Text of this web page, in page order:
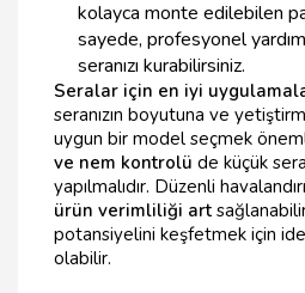
kolayca monte edilebilen
sayede, profesyonel
seranızı kurabilirsiniz.
Seralar için en iyi
seranızın boyutuna ve
uygun bir model seçmek
ve nem kontrolü de küçük
yapılmalıdır. Düzenli
ürün verimliliği art
potansiyelini keşfetmek için
olabilir.